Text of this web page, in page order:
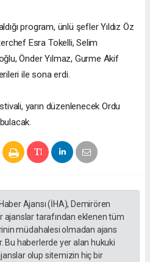
program, ünlü şefler Yıldız Öz
Esra Tokelli, Selim
Önder Yılmaz, Gurme Akif
ile sona erdi.
yarın düzenlenecek Ordu
Ajansı (İHA), Demirören
ajanslar tarafından eklenen tüm
müdahalesi olmadan ajans
Bu haberlerde yer alan hukuki
olup sitemizin hiç bir